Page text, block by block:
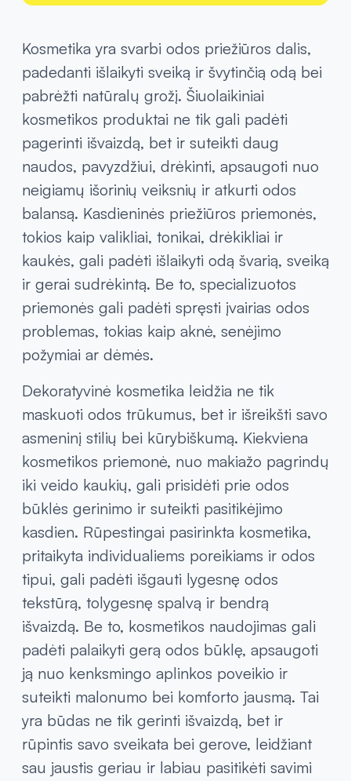
Kosmetika yra svarbi odos priežiūros dalis,
padedanti išlaikyti sveiką ir švytinčią odą bei
pabrėžti natūralų grožį. Šiuolaikiniai
kosmetikos produktai ne tik gali padėti
pagerinti išvaizdą, bet ir suteikti daug
naudos, pavyzdžiui, drėkinti, apsaugoti nuo
neigiamų išorinių veiksnių ir atkurti odos
balansą. Kasdieninės priežiūros priemonės,
tokios kaip valikliai, tonikai, drėkikliai ir
kaukės, gali padėti išlaikyti odą švarią, sveiką
ir gerai sudrėkintą. Be to, specializuotos
priemonės gali padėti spręsti įvairias odos
problemas, tokias kaip aknė, senėjimo
požymiai ar dėmės.
Dekoratyvinė kosmetika leidžia ne tik
maskuoti odos trūkumus, bet ir išreikšti savo
asmeninį stilių bei kūrybiškumą. Kiekviena
kosmetikos priemonė, nuo makiažo pagrindų
iki veido kaukių, gali prisidėti prie odos
būklės gerinimo ir suteikti pasitikėjimo
kasdien. Rūpestingai pasirinkta kosmetika,
pritaikyta individualiems poreikiams ir odos
tipui, gali padėti išgauti lygesnę odos
tekstūrą, tolygesnę spalvą ir bendrą
išvaizdą. Be to, kosmetikos naudojimas gali
padėti palaikyti gerą odos būklę, apsaugoti
ją nuo kenksmingo aplinkos poveikio ir
suteikti malonumo bei komforto jausmą. Tai
yra būdas ne tik gerinti išvaizdą, bet ir
rūpintis savo sveikata bei gerove, leidžiant
sau jaustis geriau ir labiau pasitikėti savimi